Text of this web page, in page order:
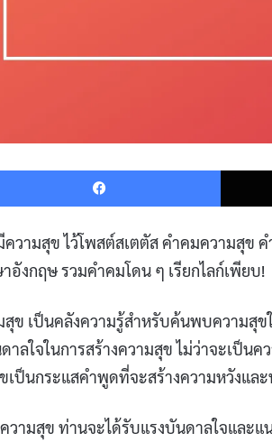
วามสุข ไว้โพสต์สเตตัส คำคมความสุข
อังกฤษ รวมคําคมโดน ๆ เรียกไลก์เพียบ!
ข เป็นคลังความรู้สำหรับค้นพบความสุ
าลใจในการสร้างความสุข ไม่ว่าจะเป็น
เป็นกระแสคำพูดที่จะสร้างความหวังแล
วามสุข ท่านจะได้รับแรงบันดาลใจและ